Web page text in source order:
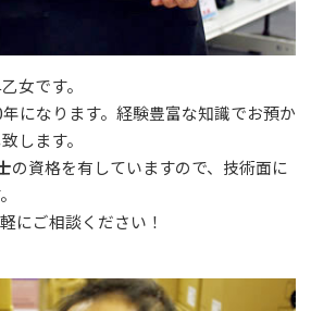
女です。
になります。経験豊富な知識でお預か
します。
の資格を有していますので、技術面に
にご相談ください！